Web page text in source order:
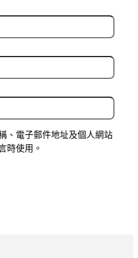
、電子郵件地址及個人網站
時使用。